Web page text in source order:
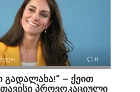
0
გადალახა!“ – ქეით
პროვოკაციული